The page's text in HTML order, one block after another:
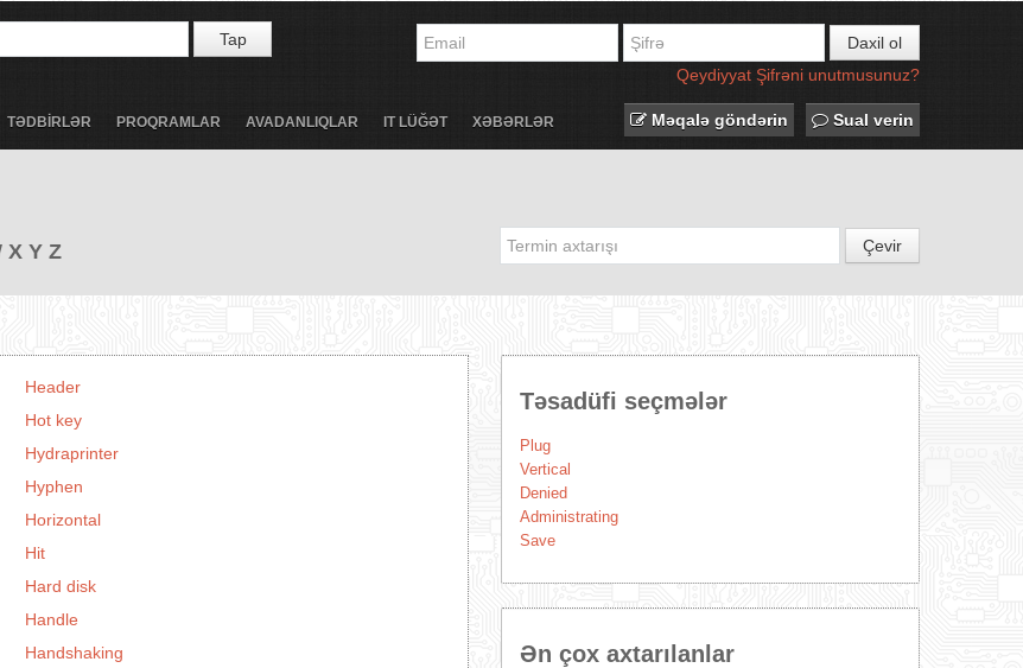
Tap
Daxil ol
Qeydiyyat Şifrəni unutmusunuz?
TƏDBİRLƏR PROQRAMLAR AVADANLIQLAR IT LÜĞƏT XƏBƏRLƏR Məqalə göndərin Sual verin
X Y Z Çevir
Header
Hot key
Hydraprinter
Hyphen
Horizontal
Hit
Hard disk
Handle
Handshaking
Təsadüfi seçmələr
Plug
Vertical
Denied
Administrating
Save
Ən çox axtarılanlar